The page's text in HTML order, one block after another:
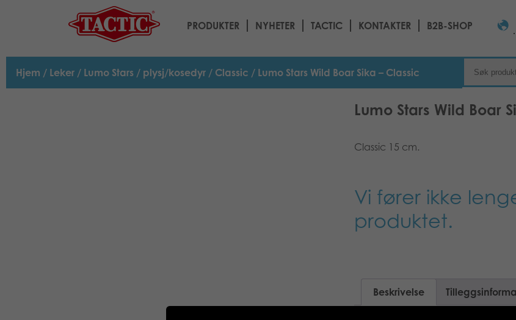
PRODUKTER NYHETER TACTIC KONTAKTER B2B-SHOP
Hjem / Leker / Lumo Stars / plysj/kosedyr / Classic / Lumo Stars Wild Boar Sika – Classic
Lumo Stars Wild Boar
Classic 15 cm.
Vi fører ikke
produktet.
Beskrivelse